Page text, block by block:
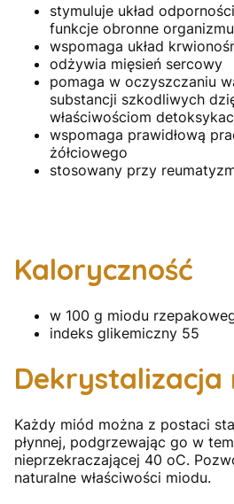
stymuluje układ
funkcje obronne organizmu
wspomaga układ
odżywia mięsień sercowy
pomaga w oczyszczaniu
substancji szkodliwych
właściwościom
wspomaga prawidłową
żółciowego
stosowany przy
Kaloryczność
w 100 g miodu
indeks glikemiczny 55
Dekrystalizacja
Każdy miód można z postaci
płynnej, podgrzewając go w
nieprzekraczającej 40 oC.
naturalne właściwości miodu.